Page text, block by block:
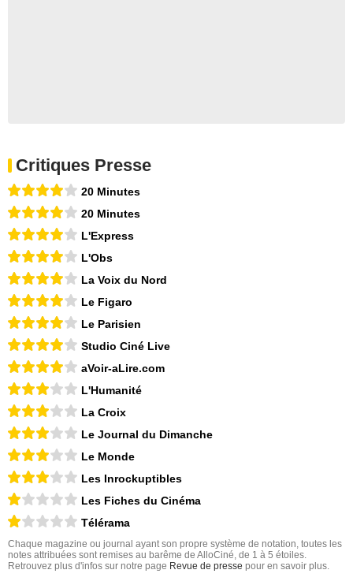
Critiques Presse
20 Minutes
20 Minutes
L'Express
L'Obs
La Voix du Nord
Le Figaro
Le Parisien
Studio Ciné Live
aVoir-aLire.com
L'Humanité
La Croix
Le Journal du Dimanche
Le Monde
Les Inrockuptibles
Les Fiches du Cinéma
Télérama
Chaque magazine ou journal ayant son propre système de notation, toutes les
notes attribuées sont remises au barême de AlloCiné, de 1 à 5 étoiles.
Retrouvez plus d'infos sur notre page Revue de presse pour en savoir plus.